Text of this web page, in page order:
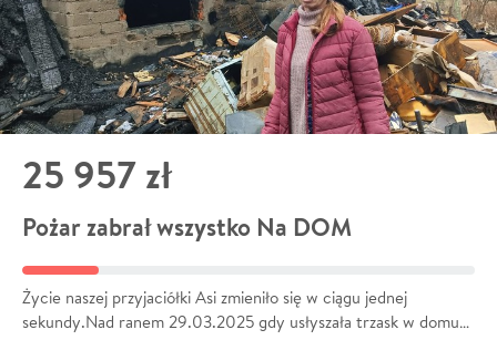
25 957 zł
Pożar zabrał wszystko Na DOM
Życie naszej przyjaciółki Asi zmieniło się w ciągu jednej
sekundy.Nad ranem 29.03.2025 gdy usłyszała trzask w domu…